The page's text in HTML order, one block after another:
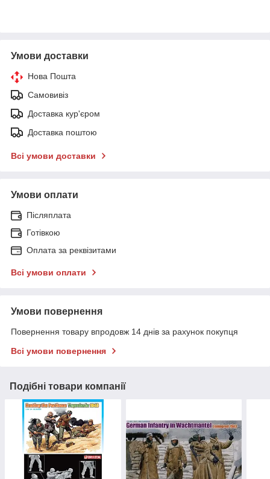
Умови доставки
Нова Пошта
Самовивіз
Доставка кур'єром
Доставка поштою
Всі умови доставки
Умови оплати
Післяплата
Готівкою
Оплата за реквізитами
Всі умови оплати
Умови повернення
Повернення товару впродовж 14 днів за рахунок покупця
Всі умови повернення
Подібні товари компанії